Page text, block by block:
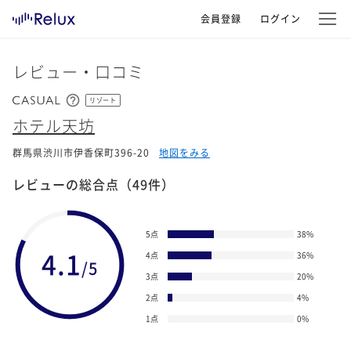
会員登録 ログイン
レビュー・口コミ
リゾート
ホテル天坊
群馬県渋川市伊香保町396-20 地図をみる
レビューの総合点 （49件）
4.1/5
5点 38%
4点
36%
3点
20%
2点
4%
1点
0%